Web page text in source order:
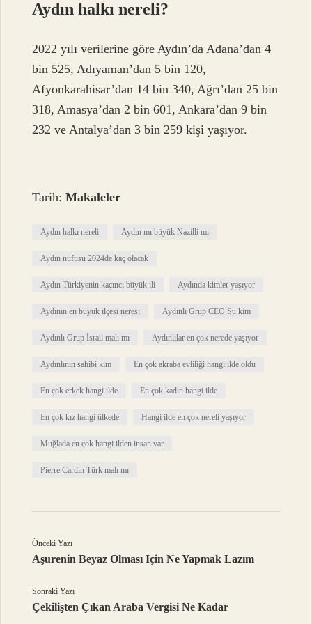
Aydın halkı nereli?
2022 yılı verilerine göre Aydın’da Adana’dan 4
bin 525, Adıyaman’dan 5 bin 120,
Afyonkarahisar’dan 14 bin 340, Ağrı’dan 25 bin
318, Amasya’dan 2 bin 601, Ankara’dan 9 bin
232 ve Antalya’dan 3 bin 259 kişi yaşıyor.
Tarih:Makaleler
Aydın halkı nereli Aydın mı büyük Nazilli mi
Aydın nüfusu 2024de kaç olacak
Aydın Türkiyenin kaçıncı büyük ili Aydında kimler yaşıyor
Aydının en büyük ilçesi neresi Aydınlı Grup CEO Su kim
Aydınlı Grup İsrail malı mı Aydınlılar en çok nerede yaşıyor
Aydınlının sahibi kim En çok akraba evliliği hangi ilde oldu
En çok erkek hangi ilde En çok kadın hangi ilde
En çok kız hangi ülkede Hangi ilde en çok nereli yaşıyor
Muğlada en çok hangi ilden insan var
Pierre Cardin Türk malı mı
Önceki Yazı
Aşurenin Beyaz Olması Için Ne Yapmak Lazım
Sonraki Yazı
Çekilişten Çıkan Araba Vergisi Ne Kadar